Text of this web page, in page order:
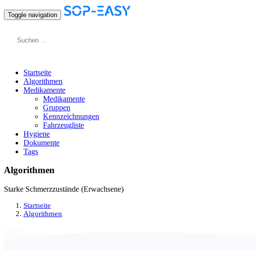
Toggle navigation
Startseite
Algorithmen
Medikamente
Medikamente
Gruppen
Kennzeichnungen
Fahrzeugliste
Hygiene
Dokumente
Tags
Algorithmen
Starke Schmerzzustände (Erwachsene)
Startseite
Algorithmen